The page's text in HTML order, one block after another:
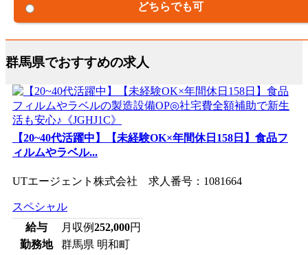
どちらでも可
群馬県でおすすめの求人
【20~40代活躍中】【未経験OK×年間休日158日】食品フ
ィルムやラベル...
UTエージェント株式会社 求人番号：1081664
スペシャル
給与
月収例252,000円
勤務地
群馬県 明和町